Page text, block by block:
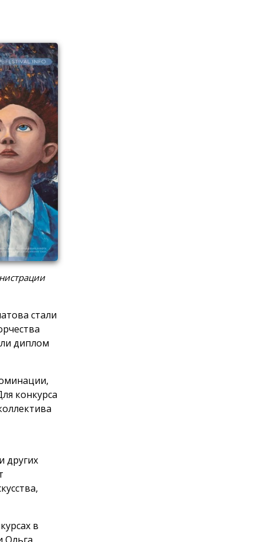
стали
диплом
конкурса
других
в